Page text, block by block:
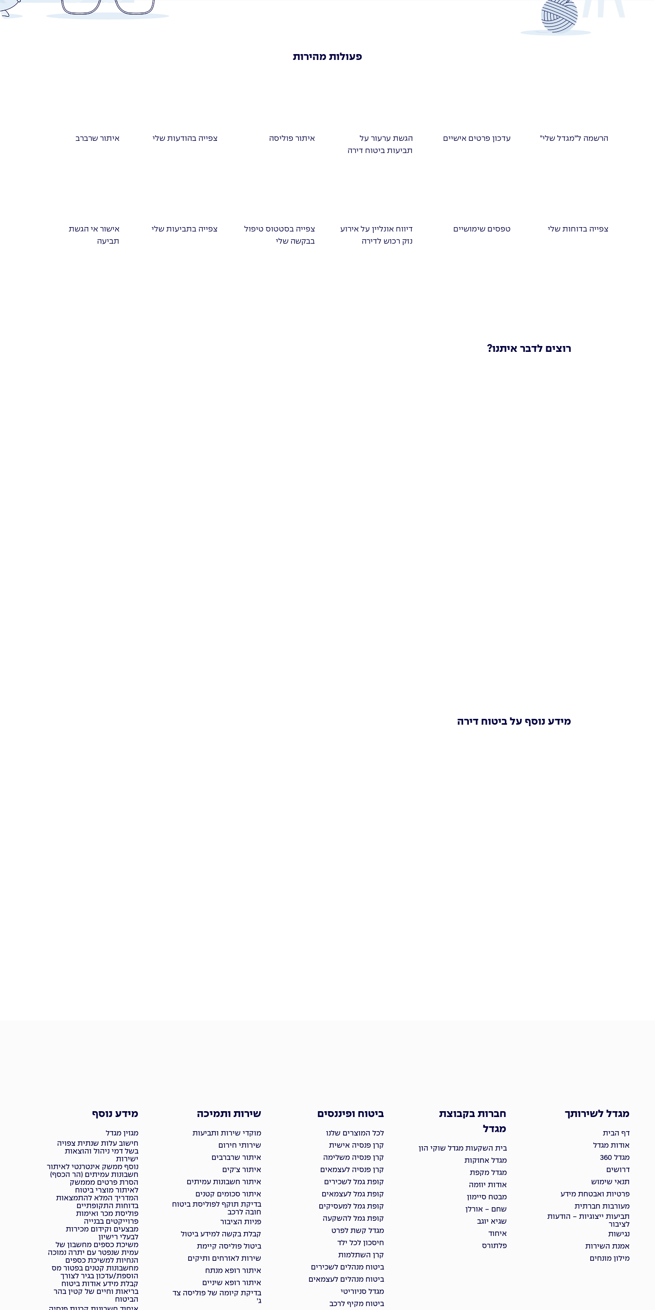
פעולות מהירות
הרשמה ל"מגדל שלי" עדכון פרטים אישיים
הגשת ערעור על
תביעות ביטוח דירה
איתור פוליסה צפייה בהודעות שלי איתור שרברב
צפייה בדוחות שלי טפסים שימושיים
דיווח אונליין על אירוע
נזק רכוש לדירה
צפייה בסטטוס טיפול
בבקשה שלי
צפייה בתביעות שלי
אישור אי הגשת
תביעה
רוצים לדבר איתנו?
מידע נוסף על ביטוח דירה
מגדל לשירותך
דף הבית
אודות מגדל
מגדל 360
דרושים
תנאי שימוש
פרטיות ואבטחת מידע
מעורבות חברתית
תביעות ייצוגיות - הודעות
לציבור
נגישות
אמנת השירות
מילון מונחים
חברות בקבוצת
מגדל
בית השקעות מגדל שוקי הון
מגדל אחזקות
מגדל מקפת
אודות יוזמה
מבטח סיימון
שחם - אורלן
שגיא יוגב
איחוד
פלתורס
ביטוח ופיננסים
לכל המוצרים שלנו
קרן פנסיה אישית
קרן פנסיה משלימה
קרן פנסיה לעצמאים
קופת גמל לשכירים
קופת גמל לעצמאים
קופת גמל למעסיקים
קופת גמל להשקעה
מגדל קשת לפרט
חיסכון לכל ילד
קרן השתלמות
ביטוח מנהלים לשכירים
ביטוח מנהלים לעצמאים
מגדל סניוריטי
ביטוח מקיף לרכב
שירות ותמיכה
מוקדי שירות ותביעות
שירותי חירום
איתור שרברבים
איתור צ'קים
איתור חשבונות עמיתים
איתור סכומים קטנים
בדיקת תוקף לפוליסת ביטוח
חובה לרכב
פניות הציבור
קבלת בקשה למידע ביטול
ביטול פוליסה קיימת
שירות לאזרחים ותיקים
איתור רופא מנתח
איתור רופא שיניים
בדיקת קיומה של פוליסה צד
ג'
מידע נוסף
מגזין מגדל
חישוב עלות שנתית צפויה
בשל דמי ניהול והוצאות
ישירות
נוסף ממשק אינטרנטי לאיתור
חשבונות עמיתים (הר הכסף)
הסרת פרטים מממשק
לאיתור מוצרי ביטוח
המדריך המלא להתמצאות
בדוחות התקופתיים
פוליסת מכר ואימות
פרוייקטים בבנייה
מבצעים וקידום מכירות
לבעלי רישיון
משיכת כספים מחשבון של
עמית שנפטר עם יתרה נמוכה
הנחיות למשיכת כספים
מחשבונות קטנים בפטור מס
הוספת/עדכון בגיר לצורך
קבלת מידע אודות ביטוח
בריאות וחיים של קטין בהר
הביטוח